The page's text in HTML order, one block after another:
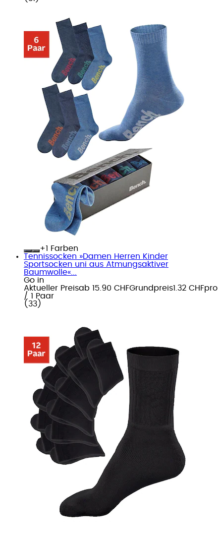
+
Farben
Tennissocken »Damen Herren Kinder
Sportsocken uni aus Atmungsaktiver
Baumwolle«...
Go in
Aktueller Preisab 15.90 CHFGrundpreis1.32 CHFpro
/ 1 Paar
( 33 )